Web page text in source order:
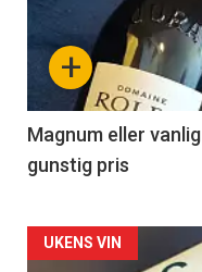
nå
3
+
Magnum eller
gunstig pris
Forsiden
UKENS VIN